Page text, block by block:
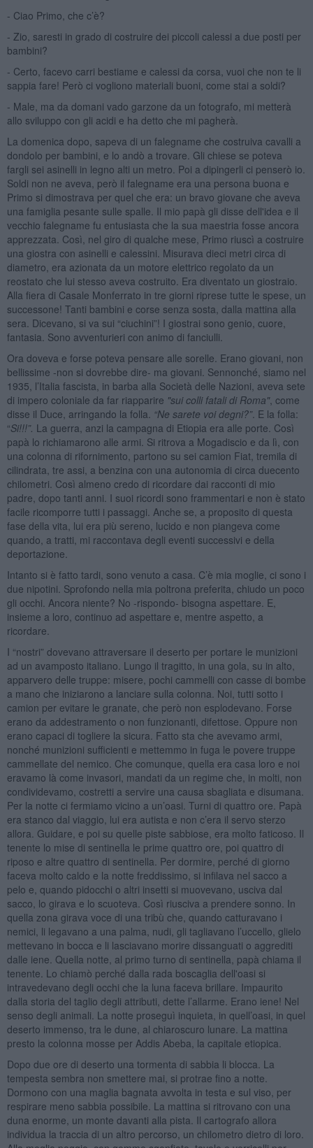
- Ciao Primo, che c’è?
- Zio, saresti in grado di costruire dei piccoli calessi a due posti per
bambini?
- Certo, facevo carri bestiame e calessi da corsa, vuoi che non te li
sappia fare! Però ci vogliono materiali buoni, come stai a soldi?
- Male, ma da domani vado garzone da un fotografo, mi metterà
allo sviluppo con gli acidi e ha detto che mi pagherà.
La domenica dopo, sapeva di un falegname che costruiva cavalli a
dondolo per bambini, e lo andò a trovare. Gli chiese se poteva
fargli sei asinelli in legno alti un metro. Poi a dipingerli ci penserò io.
Soldi non ne aveva, però il falegname era una persona buona e
Primo si dimostrava per quel che era: un bravo giovane che aveva
una famiglia pesante sulle spalle. Il mio papà gli disse dell'idea e il
vecchio falegname fu entusiasta che la sua maestria fosse ancora
apprezzata. Così, nel giro di qualche mese, Primo riuscì a costruire
una giostra con asinelli e calessini. Misurava dieci metri circa di
diametro, era azionata da un motore elettrico regolato da un
reostato che lui stesso aveva costruito. Era diventato un giostraio.
Alla fiera di Casale Monferrato in tre giorni riprese tutte le spese, un
successone! Tanti bambini e corse senza sosta, dalla mattina alla
sera. Dicevano, si va sui “ciuchini”! I giostrai sono genio, cuore,
fantasia. Sono avventurieri con animo di fanciulli.
Ora doveva e forse poteva pensare alle sorelle. Erano giovani, non
bellissime -non si dovrebbe dire- ma giovani. Sennonché, siamo nel
1935, l’Italia fascista, in barba alla Società delle Nazioni, aveva sete
di impero coloniale da far riapparire "sui colli fatali di Roma", come
disse il Duce, arringando la folla. “Ne sarete voi degni?”. E la folla:
“Si!!!”. La guerra, anzi la campagna di Etiopia era alle porte. Così
papà lo richiamarono alle armi. Si ritrova a Mogadiscio e da lì, con
una colonna di rifornimento, partono su sei camion Fiat, tremila di
cilindrata, tre assi, a benzina con una autonomia di circa duecento
chilometri. Così almeno credo di ricordare dai racconti di mio
padre, dopo tanti anni. I suoi ricordi sono frammentari e non è stato
facile ricomporre tutti i passaggi. Anche se, a proposito di questa
fase della vita, lui era più sereno, lucido e non piangeva come
quando, a tratti, mi raccontava degli eventi successivi e della
deportazione.
Intanto si è fatto tardi, sono venuto a casa. C’è mia moglie, ci sono i
due nipotini. Sprofondo nella mia poltrona preferita, chiudo un poco
gli occhi. Ancora niente? No -rispondo- bisogna aspettare. E,
insieme a loro, continuo ad aspettare e, mentre aspetto, a
ricordare.
I “nostri” dovevano attraversare il deserto per portare le munizioni
ad un avamposto italiano. Lungo il tragitto, in una gola, su in alto,
apparvero delle truppe: misere, pochi cammelli con casse di bombe
a mano che iniziarono a lanciare sulla colonna. Noi, tutti sotto i
camion per evitare le granate, che però non esplodevano. Forse
erano da addestramento o non funzionanti, difettose. Oppure non
erano capaci di togliere la sicura. Fatto sta che avevamo armi,
nonché munizioni sufficienti e mettemmo in fuga le povere truppe
cammellate del nemico. Che comunque, quella era casa loro e noi
eravamo là come invasori, mandati da un regime che, in molti, non
condividevamo, costretti a servire una causa sbagliata e disumana.
Per la notte ci fermiamo vicino a un’oasi. Turni di quattro ore. Papà
era stanco dal viaggio, lui era autista e non c’era il servo sterzo
allora. Guidare, e poi su quelle piste sabbiose, era molto faticoso. Il
tenente lo mise di sentinella le prime quattro ore, poi quattro di
riposo e altre quattro di sentinella. Per dormire, perché di giorno
faceva molto caldo e la notte freddissimo, si infilava nel sacco a
pelo e, quando pidocchi o altri insetti si muovevano, usciva dal
sacco, lo girava e lo scuoteva. Così riusciva a prendere sonno. In
quella zona girava voce di una tribù che, quando catturavano i
nemici, li legavano a una palma, nudi, gli tagliavano l’uccello, glielo
mettevano in bocca e li lasciavano morire dissanguati o aggrediti
dalle iene. Quella notte, al primo turno di sentinella, papà chiama il
tenente. Lo chiamò perché dalla rada boscaglia dell'oasi si
intravedevano degli occhi che la luna faceva brillare. Impaurito
dalla storia del taglio degli attributi, dette l’allarme. Erano iene! Nel
senso degli animali. La notte proseguì inquieta, in quell’oasi, in quel
deserto immenso, tra le dune, al chiaroscuro lunare. La mattina
presto la colonna mosse per Addis Abeba, la capitale etiopica.
Dopo due ore di deserto una tormenta di sabbia li blocca. La
tempesta sembra non smettere mai, si protrae fino a notte.
Dormono con una maglia bagnata avvolta in testa e sul viso, per
respirare meno sabbia possibile. La mattina si ritrovano con una
duna enorme, un monte davanti alla pista. Il cartografo allora
individua la traccia di un altro percorso, un chilometro dietro di loro.